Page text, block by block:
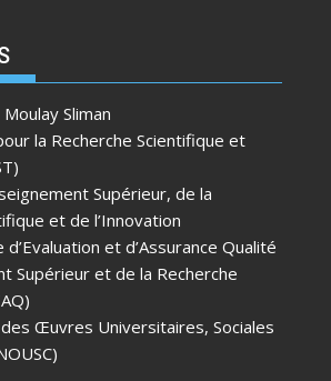
Sliman
la Recherche Scientifique et
Supérieur, de la
et de l’Innovation
et d’Assurance Qualité
Supérieur et de la Recherche
des Œuvres Universitaires, Sociales